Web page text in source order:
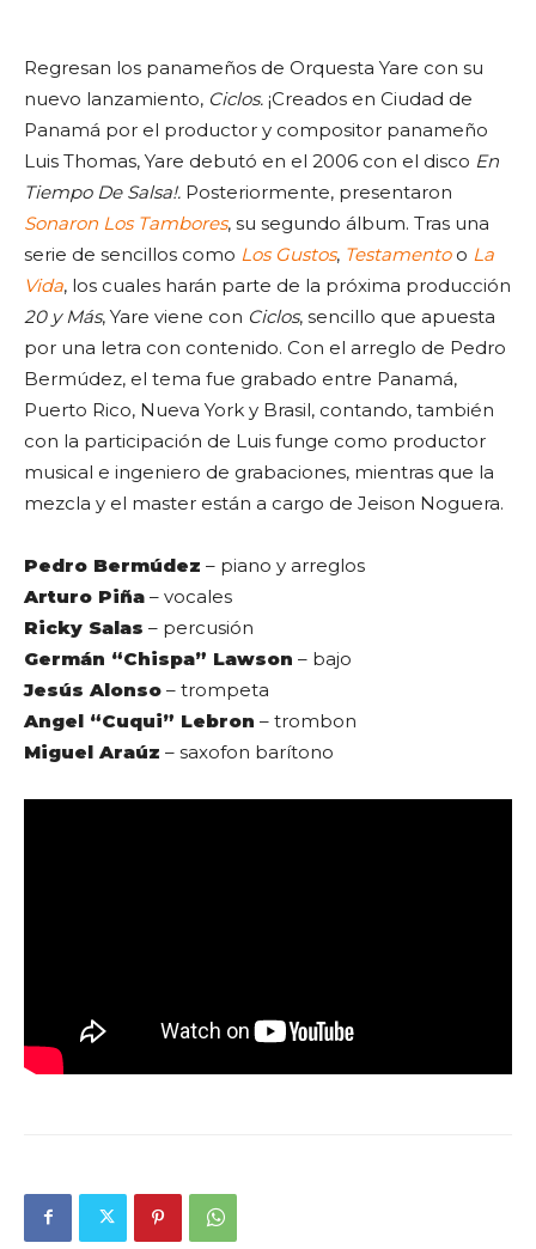
Regresan los panameños de Orquesta Yare con su
nuevo lanzamiento, Ciclos. ¡Creados en Ciudad de
Panamá por el productor y compositor panameño
Luis Thomas, Yare debutó en el 2006 con el disco En
Tiempo De Salsa!. Posteriormente, presentaron
Sonaron Los Tambores, su segundo álbum. Tras una
serie de sencillos como Los Gustos, Testamentoo La
Vida, los cuales harán parte de la próxima producción
20 y Más, Yare viene con Ciclos, sencillo que apuesta
por una letra con contenido. Con el arreglo de Pedro
Bermúdez, el tema fue grabado entre Panamá,
Puerto Rico, Nueva York y Brasil, contando, también
con la participación de Luis funge como productor
musical e ingeniero de grabaciones, mientras que la
mezcla y el master están a cargo de Jeison Noguera.
Pedro Bermúdez – piano y arreglos
Arturo Piña – vocales
Ricky Salas – percusión
Germán “Chispa” Lawson – bajo
Jesús Alonso – trompeta
Angel “Cuqui” Lebron – trombon
Miguel Araúz – saxofon barítono